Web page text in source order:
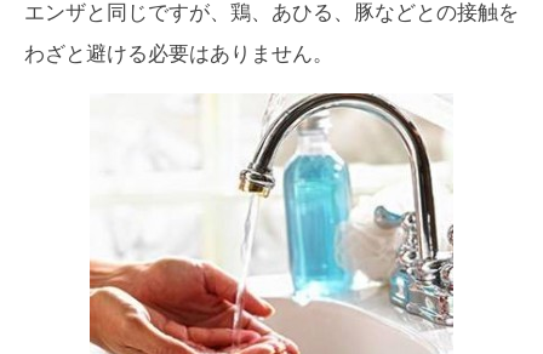
エンザと同じですが、鶏、あひる、豚などとの接触を
わざと避ける必要はありません。